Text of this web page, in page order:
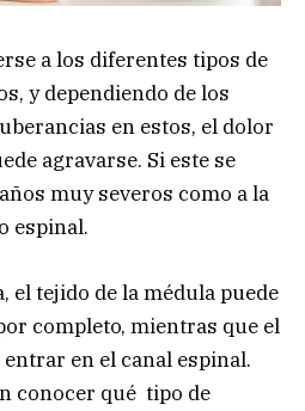
a los diferentes tipos de
y dependiendo de los
en estos, el dolor
agravarse. Si este se
muy severos como a la
espinal.
el tejido de la médula puede
completo, mientras que el
en el canal espinal.
conocer qué tipo de